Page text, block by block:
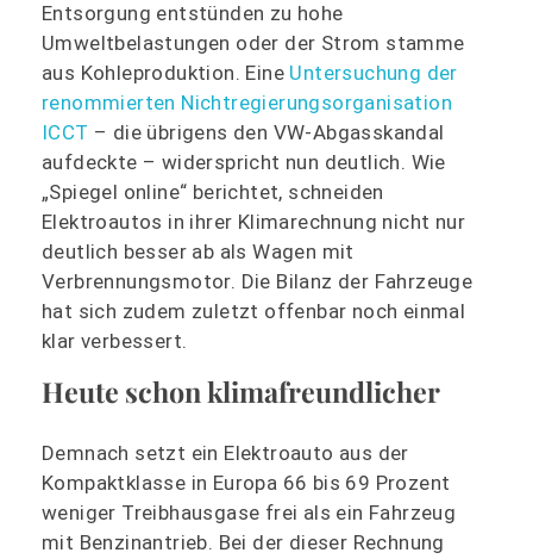
Entsorgung entstünden zu hohe
Umweltbelastungen oder der Strom stamme
aus Kohleproduktion. Eine Untersuchung der
renommierten Nichtregierungsorganisation
ICCT – die übrigens den VW-Abgasskandal
aufdeckte – widerspricht nun deutlich. Wie
„Spiegel online“ berichtet, schneiden
Elektroautos in ihrer Klimarechnung nicht nur
deutlich besser ab als Wagen mit
Verbrennungsmotor. Die Bilanz der Fahrzeuge
hat sich zudem zuletzt offenbar noch einmal
klar verbessert.
Heute schon klimafreundlicher
Demnach setzt ein Elektroauto aus der
Kompaktklasse in Europa 66 bis 69 Prozent
weniger Treibhausgase frei als ein Fahrzeug
mit Benzinantrieb. Bei der dieser Rechnung